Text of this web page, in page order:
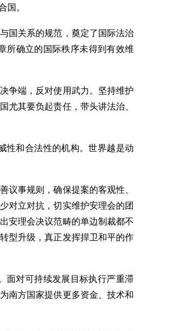
国。
国关系的规范，奠定了国际法治
所确立的国际秩序未得到有效维
争端，反对使用武力。坚持维护
尤其要负起责任，带头讲法治、
性和合法性的机构。世界越是动
议事规则，确保提案的客观性、
对立对抗，切实维护安理会的团
安理会决议范畴的单边制裁都不
型升级，真正发挥捍卫和平的作
面对可持续发展目标执行严重滞
南方国家提供更多资金、技术和